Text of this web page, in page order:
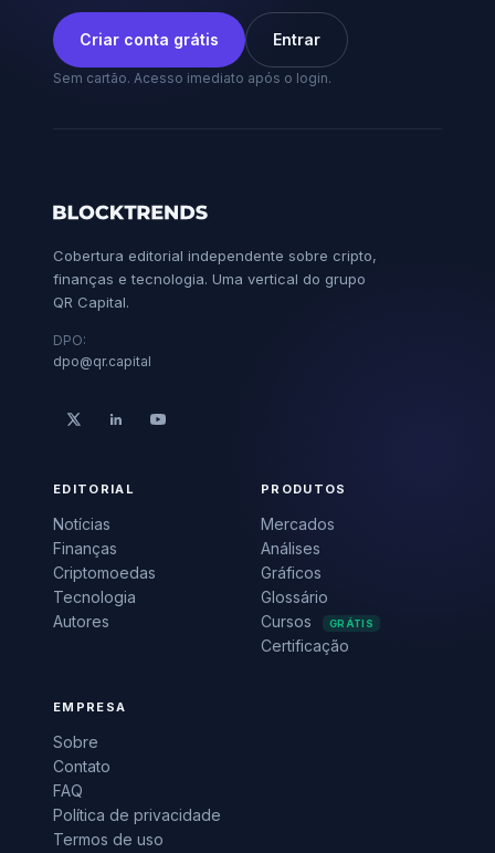
Criar conta grátis Entrar
Sem cartão. Acesso imediato após o login.
Cobertura editorial independente sobre cripto,
finanças e tecnologia. Uma vertical do grupo
QR Capital.
DPO:
dpo@qr.capital
EDITORIAL
Notícias
Finanças
Criptomoedas
Tecnologia
Autores
PRODUTOS
Mercados
Análises
Gráficos
Glossário
Cursos
GRÁTIS
Certificação
EMPRESA
Sobre
Contato
FAQ
Política de privacidade
Termos de uso